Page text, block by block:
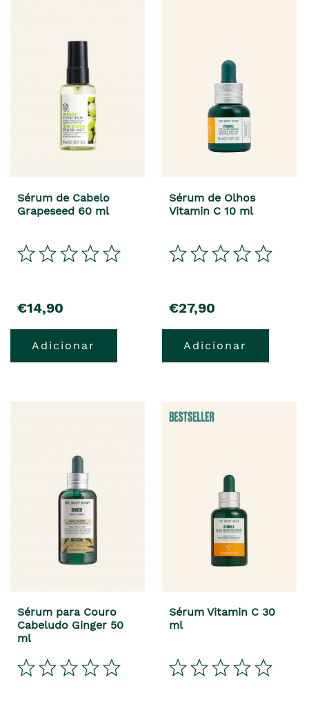
Sérum de Cabelo
Grapeseed 60 ml
€14,90
Adicionar
Sérum de Olhos
Vitamin C 10 ml
€27,90
Adicionar
Sérum para Couro
Cabeludo Ginger 50
ml
Sérum Vitamin C 30
ml